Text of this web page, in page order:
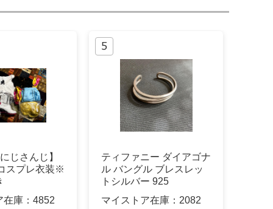
じさんじ】
スプレ衣装※
庫： 4852
ティファニー ダイアゴナ
ル バングル ブレスレッ
トシルバー 925
マイストア在庫： 2082